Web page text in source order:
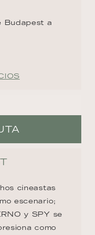
Budapest a
cineastas
escenario;
y SPY se
como